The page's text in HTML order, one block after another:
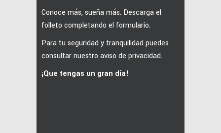
Conoce más, sueña más. Descarga el
folleto completando el formulario.
Para tu seguridad y tranquilidad puedes
consultar nuestro aviso de privacidad.
¡Que tengas un gran día!